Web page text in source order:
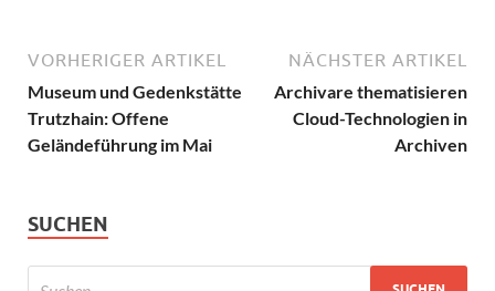
VORHERIGER ARTIKEL
Museum und Gedenkstätte
Trutzhain: Offene
Geländeführung im Mai
NÄCHSTER ARTIKEL
Archivare thematisieren
Cloud-Technologien in
Archiven
SUCHEN